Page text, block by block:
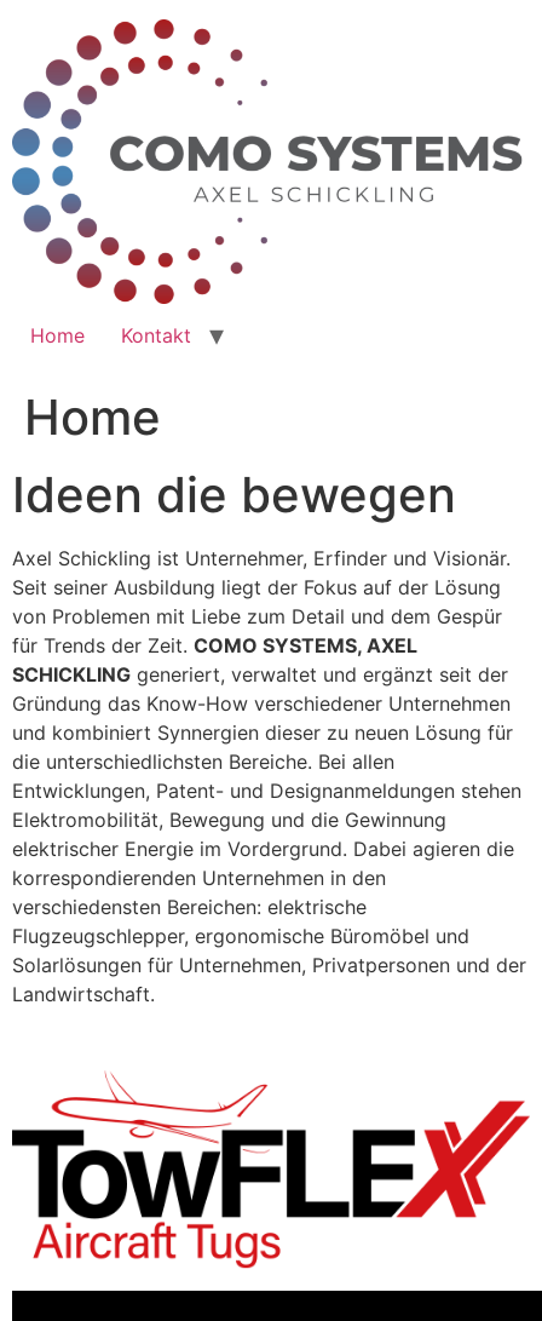
springen
Home Kontakt
Home
Ideen die bewegen
Axel Schickling ist Unternehmer, Erfinder und Visionär.
Seit seiner Ausbildung liegt der Fokus auf der Lösung
von Problemen mit Liebe zum Detail und dem Gespür
für Trends der Zeit. COMO SYSTEMS, AXEL
SCHICKLING generiert, verwaltet und ergänzt seit der
Gründung das Know-How verschiedener Unternehmen
und kombiniert Synnergien dieser zu neuen Lösung für
die unterschiedlichsten Bereiche. Bei allen
Entwicklungen, Patent- und Designanmeldungen stehen
Elektromobilität, Bewegung und die Gewinnung
elektrischer Energie im Vordergrund. Dabei agieren die
korrespondierenden Unternehmen in den
verschiedensten Bereichen: elektrische
Flugzeugschlepper, ergonomische Büromöbel und
Solarlösungen für Unternehmen, Privatpersonen und der
Landwirtschaft.